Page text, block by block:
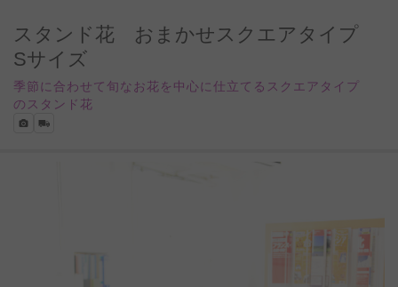
スタンド花 おまかせスクエアタイプ
Sサイズ
季節に合わせて旬なお花を中心に仕立てるスクエアタイプ
のスタンド花